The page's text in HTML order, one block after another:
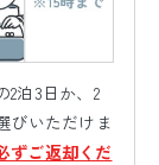
2泊3日か、2
びいただけま
ずご返却くだ